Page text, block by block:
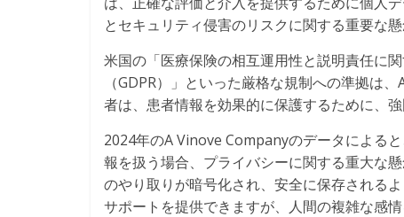
とセキュリティ侵害のリスクに関する重要な懸
米国の「医療保険の相互運用性と説明責任に
（GDPR）」といった厳格な規制への準拠は
者は、患者情報を効果的に保護するために、
2024年のA Vinove Companyのデータによる
報を扱う場合、プライバシーに関する重大な
のやり取りが暗号化され、安全に保存される
サポートを提供できますが、人間の複雑な感